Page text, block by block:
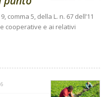
comma 5, della L. n. 67 dell’11
cooperative e ai relativi